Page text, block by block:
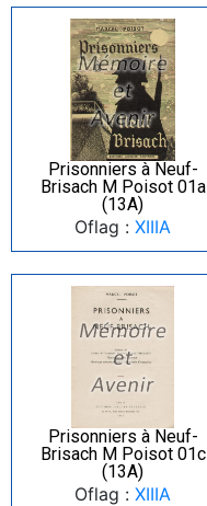
Prisonniers à Neuf-
Brisach M Poisot 01a
(13A)
Oflag : XIIIA
Prisonniers à Neuf-
Brisach M Poisot 01c
(13A)
Oflag : XIIIA